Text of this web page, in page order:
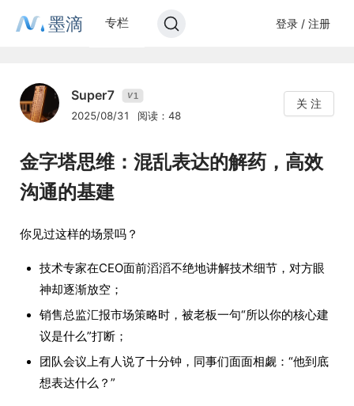
墨滴 专栏 登录 / 注册
Super7 V1
2025/08/31 阅读：48
关 注
金字塔思维：混乱表达的解药，高效
沟通的基建
你见过这样的场景吗？
技术专家在CEO面前滔滔不绝地讲解技术细节，对方眼
神却逐渐放空；
销售总监汇报市场策略时，被老板一句“所以你的核心建
议是什么”打断；
团队会议上有人说了十分钟，同事们面面相觑：“他到底
想表达什么？”